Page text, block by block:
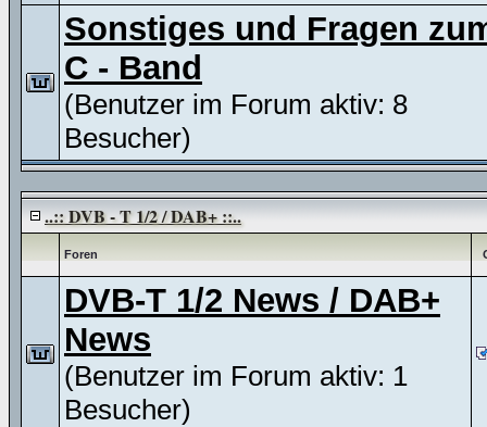
Sonstiges und Fragen
C - Band
(Benutzer im Forum aktiv: 8
Besucher)
..:: DVB - T 1/2 / DAB+ ::..
Foren
DVB-T 1/2 News / DAB+
News
(Benutzer im Forum aktiv: 1
Besucher)